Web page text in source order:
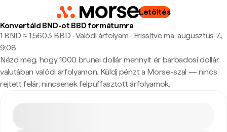
Letöltés
Konvertáld BND-ot BBD formátumra
1 BND ≈ 1,5603 BBD · Valódi árfolyam · Frissítve ma, augusztus 7.,
9:08
Nézd meg, hogy 1000 brunei dollár mennyit ér barbadosi dollár
valutában valódi árfolyamon. Küldj pénzt a Morse-szal — nincs
rejtett felár, nincsenek felpuffasztott árfolyamok.